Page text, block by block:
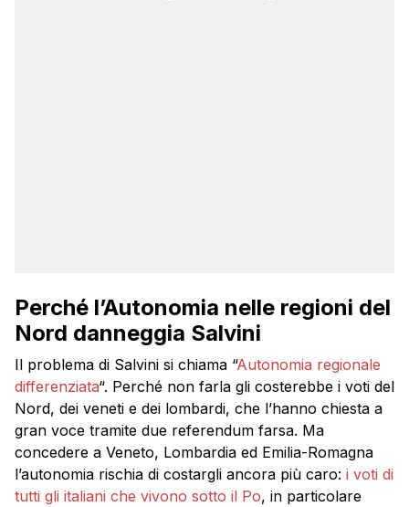
Perché l’Autonomia nelle regioni del
Nord danneggia Salvini
Il problema di Salvini si chiama “Autonomia regionale
differenziata“. Perché non farla gli costerebbe i voti del
Nord, dei veneti e dei lombardi, che l’hanno chiesta a
gran voce tramite due referendum farsa. Ma
concedere a Veneto, Lombardia ed Emilia-Romagna
l’autonomia rischia di costargli ancora più caro: i voti di
tutti gli italiani che vivono sotto il Po, in particolare